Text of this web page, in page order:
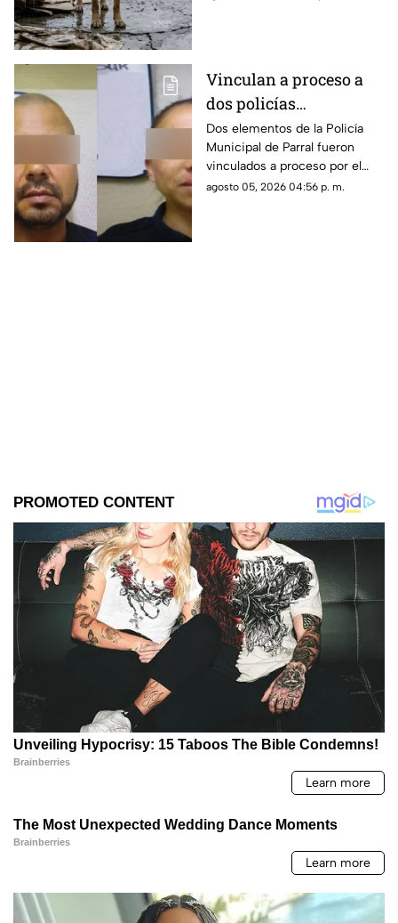
Vinculan a proceso a
dos policías
municipales por
homicidio
imprudencial en Parral
Dos elementos de la Policía
Municipal de Parral fueron
vinculados a proceso por el
presunto delito de homicidio
agosto 05, 2026 04:56 p. m.